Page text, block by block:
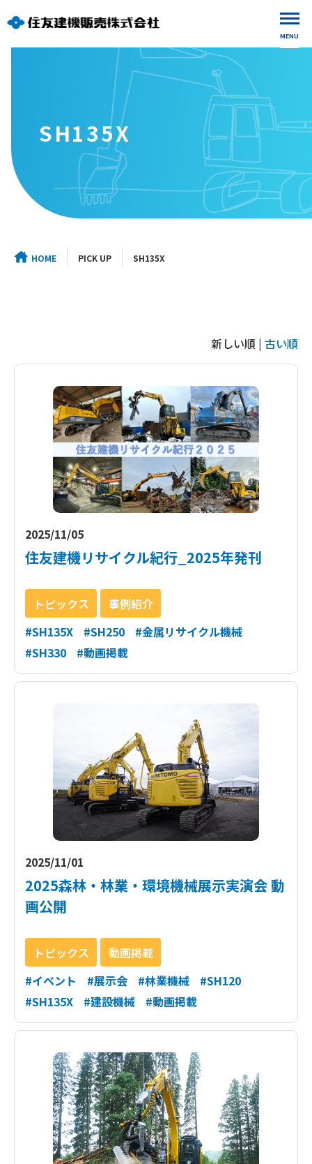
MENU
SH135X
HOME PICK UP SH135X
新しい順 | 古い順
2025/11/05
住友建機リサイクル紀行_2025年発刊
トピックス
事例紹介
#SH135X
#SH250
#金属リサイクル機械
#SH330
#動画掲載
2025/11/01
2025森林・林業・環境機械展示実演会 動
画公開
トピックス
動画掲載
#イベント
#展示会 #林業機械
#SH120
#SH135X
#建設機械 #動画掲載